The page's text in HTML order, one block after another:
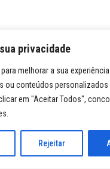
privacidade
melhorar a sua
ou conteúdos personalizados
em "Aceitar Todos",
Rejeitar